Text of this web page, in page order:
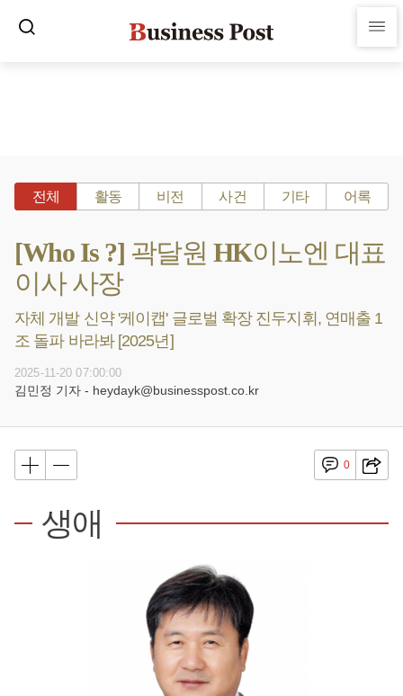
전체 활동 비전 사건 기타 어록
[Who Is ?] 곽달원 HK이노엔 대표
이사 사장
자체 개발 신약 '케이캡' 글로벌 확장 진두지휘, 연매출 1
조 돌파 바라봐 [2025년]
2025-11-20 07:00:00
김민정 기자 - heydayk@businesspost.co.kr
0
생애